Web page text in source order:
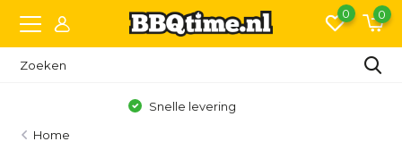
0 0
Gratis bezorging vanaf €150,- (NL)*
Home